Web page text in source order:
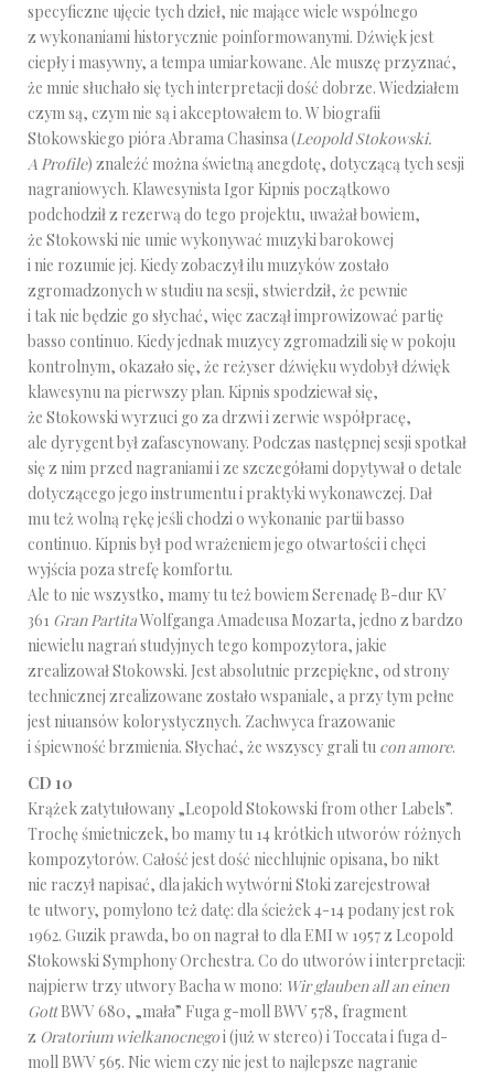
specyficzne ujęcie tych dzieł, nie mające wiele wspólnego
z wykonaniami historycznie poinformowanymi. Dźwięk jest
ciepły i masywny, a tempa umiarkowane. Ale muszę przyznać,
że mnie słuchało się tych interpretacji dość dobrze. Wiedziałem
czym są, czym nie są i akceptowałem to. W biografii
Stokowskiego pióra Abrama Chasinsa (Leopold Stokowski.
A Profile) znaleźć można świetną anegdotę, dotyczącą tych sesji
nagraniowych. Klawesynista Igor Kipnis początkowo
podchodził z rezerwą do tego projektu, uważał bowiem,
że Stokowski nie umie wykonywać muzyki barokowej
i nie rozumie jej. Kiedy zobaczył ilu muzyków zostało
zgromadzonych w studiu na sesji, stwierdził, że pewnie
i tak nie będzie go słychać, więc zaczął improwizować partię
basso continuo. Kiedy jednak muzycy zgromadzili się w pokoju
kontrolnym, okazało się, że reżyser dźwięku wydobył dźwięk
klawesynu na pierwszy plan. Kipnis spodziewał się,
że Stokowski wyrzuci go za drzwi i zerwie współpracę,
ale dyrygent był zafascynowany. Podczas następnej sesji spotkał
się z nim przed nagraniami i ze szczegółami dopytywał o detale
dotyczącego jego instrumentu i praktyki wykonawczej. Dał
mu też wolną rękę jeśli chodzi o wykonanie partii basso
continuo. Kipnis był pod wrażeniem jego otwartości i chęci
wyjścia poza strefę komfortu.
Ale to nie wszystko, mamy tu też bowiem Serenadę B-dur KV
361 Gran PartitaWolfganga Amadeusa Mozarta, jedno z bardzo
niewielu nagrań studyjnych tego kompozytora, jakie
zrealizował Stokowski. Jest absolutnie przepiękne, od strony
technicznej zrealizowane zostało wspaniale, a przy tym pełne
jest niuansów kolorystycznych. Zachwyca frazowanie
i śpiewność brzmienia. Słychać, że wszyscy grali tu con amore.
CD 10
Krążek zatytułowany „Leopold Stokowski from other Labels”.
Trochę śmietniczek, bo mamy tu 14 krótkich utworów różnych
kompozytorów. Całość jest dość niechlujnie opisana, bo nikt
nie raczył napisać, dla jakich wytwórni Stoki zarejestrował
te utwory, pomylono też datę: dla ścieżek 4-14 podany jest rok
1962. Guzik prawda, bo on nagrał to dla EMI w 1957 z Leopold
Stokowski Symphony Orchestra. Co do utworów i interpretacji:
najpierw trzy utwory Bacha w mono: Wir glauben all an einen
GottBWV 680, „mała” Fuga g-moll BWV 578, fragment
z Oratorium wielkanocnegoi (już w stereo) i Toccata i fuga d-
moll BWV 565. Nie wiem czy nie jest to najlepsze nagranie